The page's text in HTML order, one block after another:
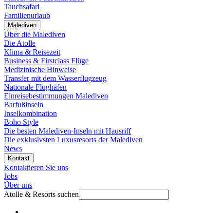
Tauchsafari
Familienurlaub
Malediven
Über die Malediven
Die Atolle
Klima & Reisezeit
Business & Firstclass Flüge
Medizinische Hinweise
Transfer mit dem Wasserflugzeug
Nationale Flughäfen
Einreisebestimmungen Malediven
Barfußinseln
Inselkombination
Boho Style
Die besten Malediven-Inseln mit Hausriff
Die exklusivsten Luxusresorts der Malediven
News
Kontakt
Kontaktieren Sie uns
Jobs
Über uns
Atolle & Resorts suchen